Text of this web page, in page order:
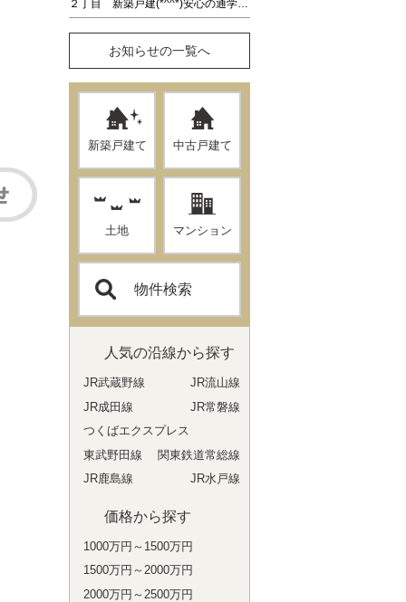
お知らせの一覧へ
新築戸建て 中古戸建て
土地 マンション
物件検索
人気の沿線から探す
JR武蔵野線
JR流山線
JR成田線
JR常磐線
つくばエクスプレス
東武野田線
関東鉄道常総線
JR鹿島線
JR水戸線
価格から探す
1000万円～1500万円
1500万円～2000万円
2000万円～2500万円